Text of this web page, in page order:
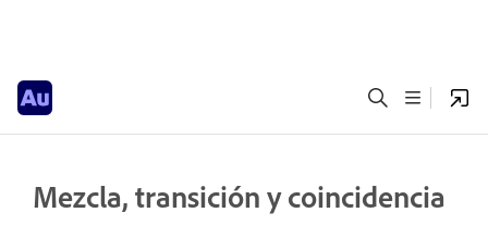
Mezcla, transición y coincidencia